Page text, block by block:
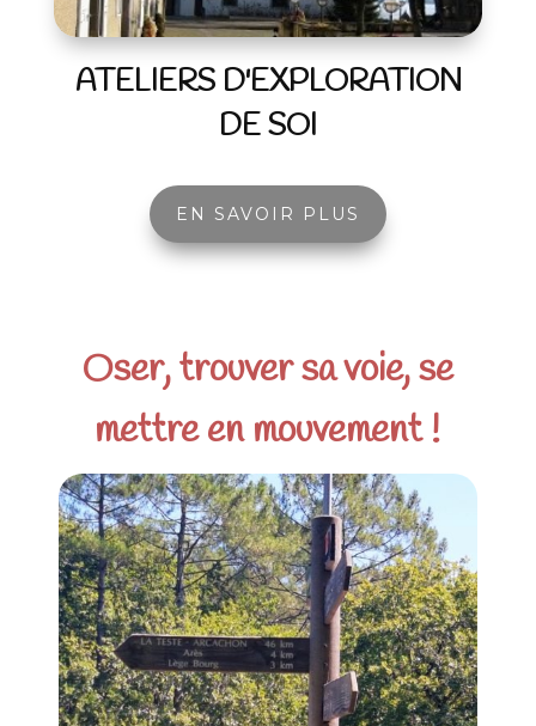
ATELIERS D'EXPLORATION
DE SOI
EN SAVOIR PLUS
Oser, trouver sa voie, se
mettre en mouvement !